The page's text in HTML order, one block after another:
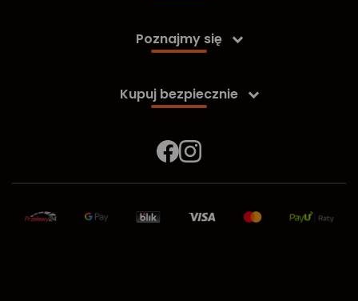
Poznajmy się 
Kupuj bezpiecznie 